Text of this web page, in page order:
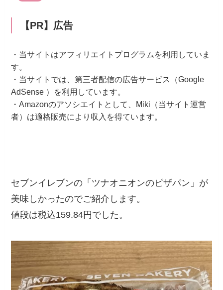
【PR】広告
・当サイトはアフィリエイトプログラムを利用していま
す。
・当サイトでは、第三者配信の広告サービス（Google
AdSense ）を利用しています。
・Amazonのアソシエイトとして、Miki（当サイト運営
者）は適格販売により収入を得ています。
セブンイレブンの「ツナオニオンのピザパン」が
美味しかったのでご紹介します。
値段は税込159.84円でした。